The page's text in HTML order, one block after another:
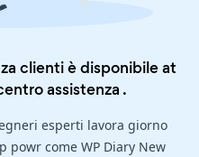
clienti è disponibile at
assistenza .
esperti lavora giorno
powr come WP Diary New